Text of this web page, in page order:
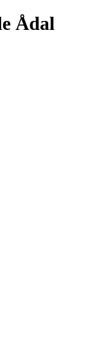
Ådal